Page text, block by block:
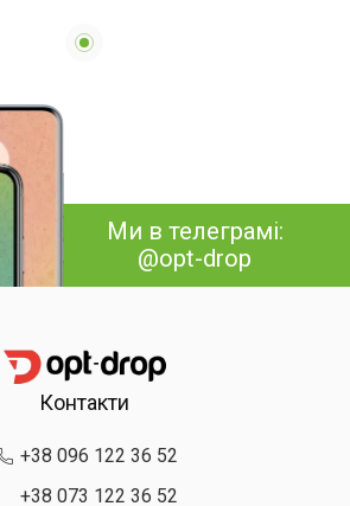
футлярі, професійний
Ми в телеграмі:
@opt-drop
Контакти
+38 096 122 36 52
+38 073 122 36 52